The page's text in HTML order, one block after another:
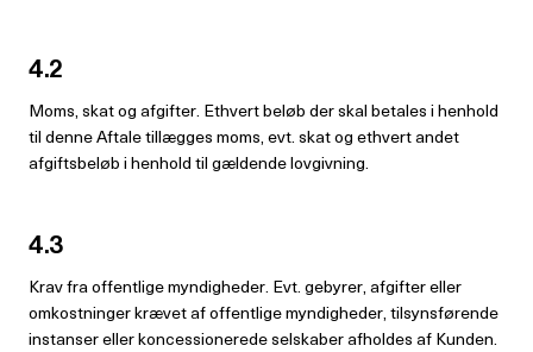
4.2
Moms, skat og afgifter. Ethvert beløb der skal betales i henhold
til denne Aftale tillægges moms, evt. skat og ethvert andet
afgiftsbeløb i henhold til gældende lovgivning.
4.3
Krav fra offentlige myndigheder. Evt. gebyrer, afgifter eller
omkostninger krævet af offentlige myndigheder, tilsynsførende
instanser eller koncessionerede selskaber afholdes af Kunden.